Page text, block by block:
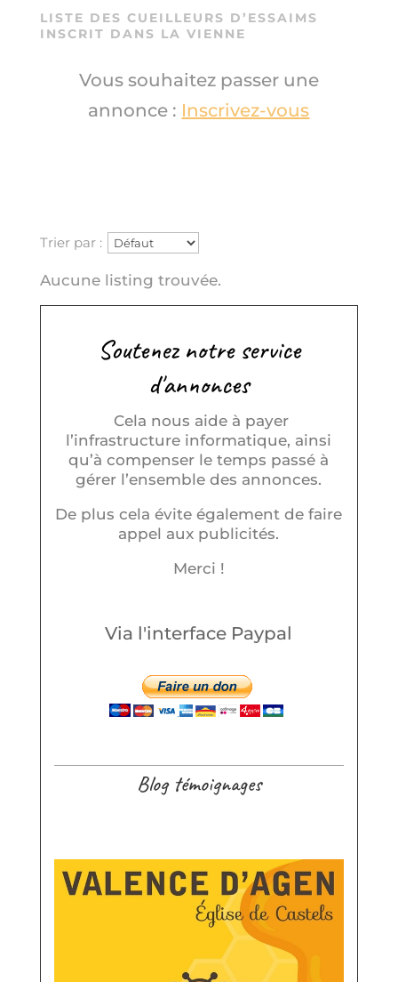
LISTE DES CUEILLEURS D’ESSAIMS
INSCRIT DANS LA VIENNE
Vous souhaitez passer une
annonce : Inscrivez-vous
Trier par :
Aucune listing trouvée.
Soutenez notre service
d'annonces
Cela nous aide à payer
l’infrastructure informatique, ainsi
qu’à compenser le temps passé à
gérer l’ensemble des annonces.
De plus cela évite également de faire
appel aux publicités.
Merci !
Via l'interface Paypal
Blog témoignages